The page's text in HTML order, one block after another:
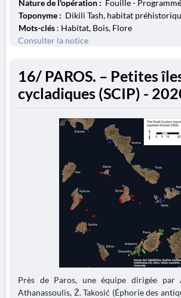
Nature de l'opération : Fouille -
Toponyme : Dikili Tash, habitat
Mots-clés : Habitat, Bois, Flore
Consulter la notice
16/ PAROS. – Petites
cycladiques (SCIP) -
Près de Paros, une équipe dirigée par
Athanassoulis, Ž. Takosić (Éphorie des